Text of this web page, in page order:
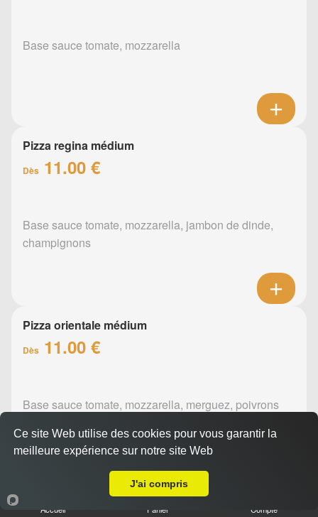
Base sauce tomate, mozzarella
Pizza regina médium
Dès 11.00 €
Base sauce tomate, mozzarella, jambon de dinde,
champignons
Pizza orientale médium
Dès 11.00 €
Base sauce tomate, mozzarella, merguez, poivrons
Accueil Panier Compte
Ce site Web utilise des cookies pour vous garantir la
meilleure expérience sur notre site Web
J'ai compris